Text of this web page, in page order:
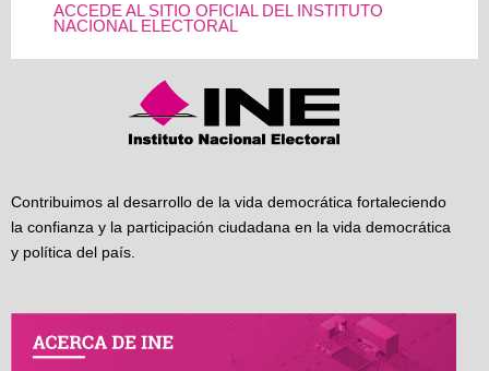
ACCEDE AL SITIO OFICIAL DEL INSTITUTO
NACIONAL ELECTORAL
Contribuimos al desarrollo de la vida democrática fortaleciendo
la confianza y la participación ciudadana en la vida democrática
y política del país.